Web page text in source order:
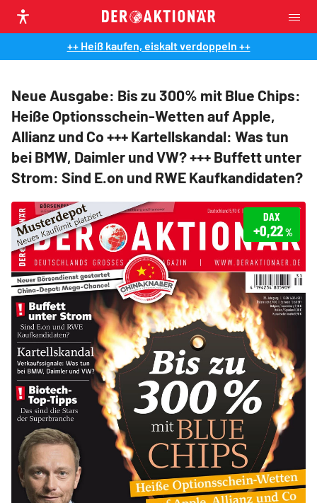
++ Heiß kaufen, eiskalt verdoppeln ++
Neue Ausgabe: Bis zu 300% mit Blue Chips:
Heiße Optionsschein-Wetten auf Apple,
Allianz und Co +++ Kartellskandal: Was tun
bei BMW, Daimler und VW? +++ Buffett unter
Strom: Sind E.on und RWE Kaufkandidaten?
DAX
+0,22%